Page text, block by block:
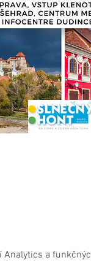
Analytics a